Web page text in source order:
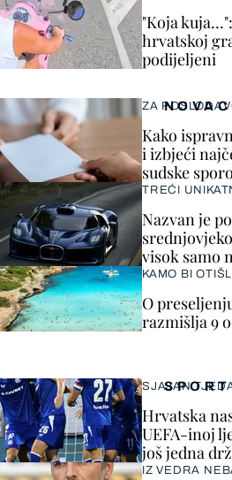
"Koja
hrvatskoj
podijeljeni
SPORT
SJAJAN
Hrvatska
UEFA-inoj
još jedna
IZ VEDRA
NOVAC
ZA
Kako
i izbjeći
sudske
TREĆI
Nazvan je
visok samo
KAMO BI
O
razmišlja 9